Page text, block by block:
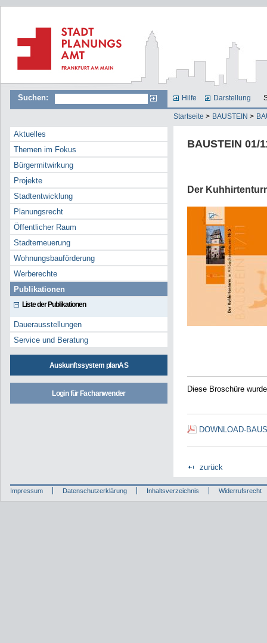
Suchen: Hilfe Darstellung
Startseite > BAUSTEIN >
Aktuelles
Themen im Fokus
Bürgermitwirkung
Projekte
Stadtentwicklung
Planungsrecht
Öffentlicher Raum
Stadterneuerung
Wohnungsbauförderung
Werberechte
Publikationen
Liste der Publikationen
Dauerausstellungen
Service und Beratung
Auskunftssystem planAS
Login für Fachanwender
BAUSTEIN 01/
Der
Diese Broschüre
DOWNLOAD-
zurück
Impressum Datenschutzerklärung Inhaltsverzeichnis Widerrufsrecht